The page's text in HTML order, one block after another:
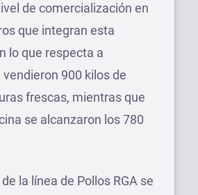
de comercialización en
que integran esta
lo que respecta a
900 kilos de
frescas, mientras que
se alcanzaron los 780
la línea de Pollos RGA se